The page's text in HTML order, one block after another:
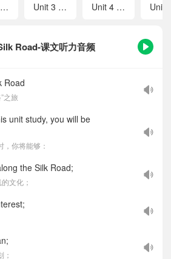
Road-课文听力音频
Road
之旅
unit study, you will be
你将能够：
the Silk Road;
文化；
Unit 2 School life Unit 3 After-school activities Unit 4 My friends